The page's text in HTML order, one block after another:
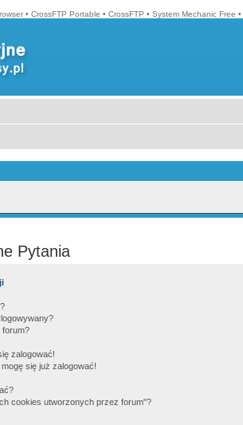
• CrossFTP Portable • CrossFTP • System Mechanic Free •
Pytania
forum?
zalogować!
się już zalogować!
cookies utworzonych przez forum"?